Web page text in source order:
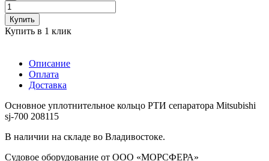
Купить
Купить в 1 клик
Описание
Оплата
Доставка
Основное уплотнительное кольцо РТИ сепаратора Mitsubishi
sj-700 208115
В наличии на складе во Владивостоке.
Судовое оборудование от ООО «МОРСФЕРА»